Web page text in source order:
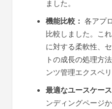
ました。
機能比較： 各アプ
比較しました。こ
に対する柔軟性、
トの成長の処理方
ンツ管理エクスペ
最適なユースケー
ンディングページ